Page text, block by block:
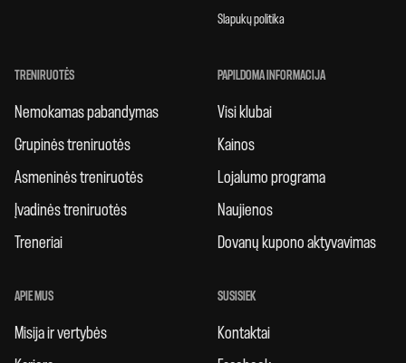
Slapukų politika
TRENIRUOTĖS
Nemokamas pabandymas
Grupinės treniruotės
Asmeninės treniruotės
Įvadinės treniruotės
Treneriai
PAPILDOMA INFORMACIJA
Visi klubai
Kainos
Lojalumo programa
Naujienos
Dovanų kupono aktyvavimas
APIE MUS
Misija ir vertybės
SUSISIEK
Kontaktai